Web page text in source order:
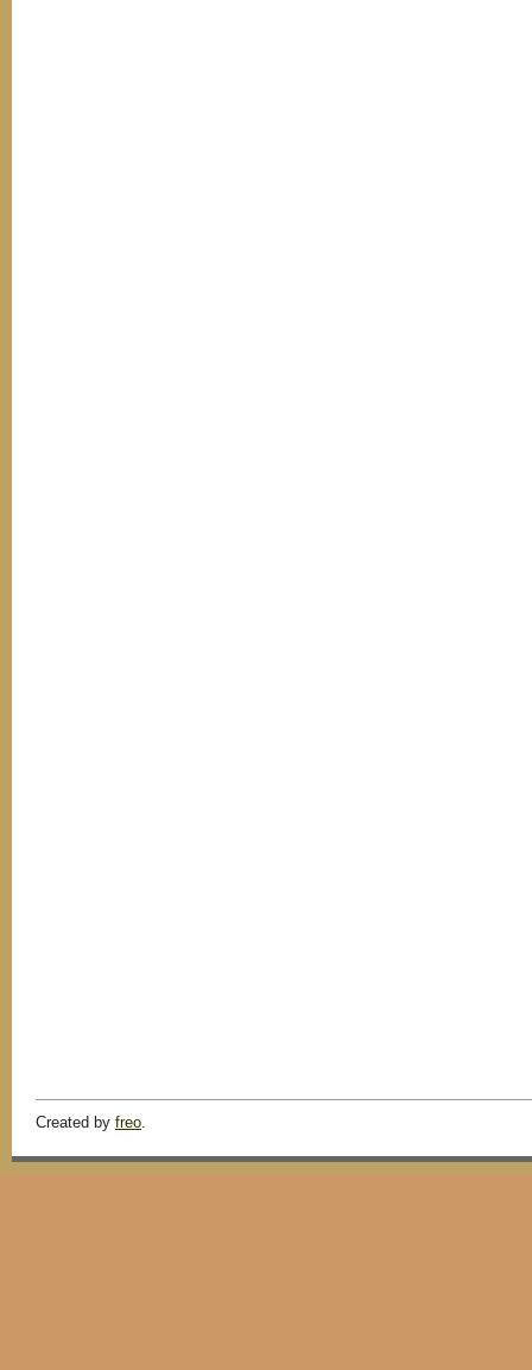
Created by freo.